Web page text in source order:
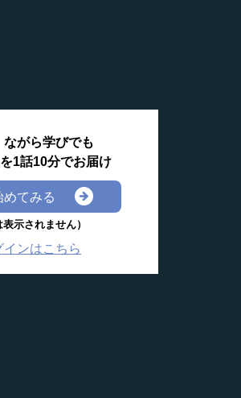
がら学びでも
1話10分でお届け
めてみる
示されません）
ンはこちら